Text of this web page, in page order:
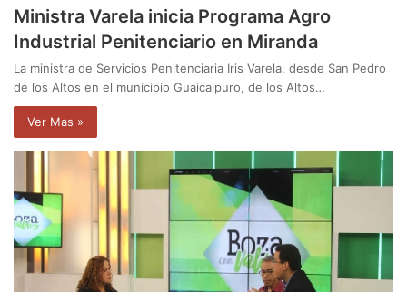
Ministra Varela inicia Programa Agro
Industrial Penitenciario en Miranda
La ministra de Servicios Penitenciaria Iris Varela, desde San Pedro
de los Altos en el municipio Guaicaipuro, de los Altos…
Ver Mas »